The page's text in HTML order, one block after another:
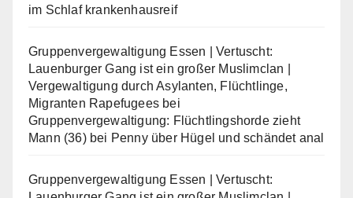
im Schlaf krankenhausreif
Gruppenvergewaltigung Essen | Vertuscht:
Lauenburger Gang ist ein großer Muslimclan |
Vergewaltigung durch Asylanten, Flüchtlinge,
Migranten Rapefugees bei
Gruppenvergewaltigung: Flüchtlingshorde zieht
Mann (36) bei Penny über Hügel und schändet anal
Gruppenvergewaltigung Essen | Vertuscht: